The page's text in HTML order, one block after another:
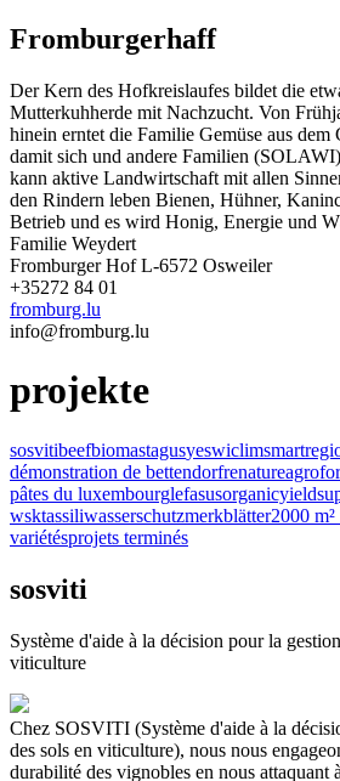
Fromburgerhaff
Der Kern des Hofkreislaufes bildet die
Mutterkuhherde mit Nachzucht. Von
hinein erntet die Familie Gemüse aus dem
damit sich und andere Familien
kann aktive Landwirtschaft mit allen
den Rindern leben Bienen, Hühner,
Betrieb und es wird Honig, Energie und
Familie Weydert
Fromburger Hof L-6572 Osweiler
+35272 84 01
fromburg.lu
info@fromburg.lu
projekte
sosvitibeefbiomastagusyeswiclim
démonstration de bettendorfrenature
pâtes du luxembourglefasus
wsktassiliwasserschutzmerkblätter2000 m²
variétésprojets terminés
sosviti
Système d'aide à la décision pour la
viticulture
Chez SOSVITI (Système d'aide à la
des sols en viticulture), nous nous
durabilité des vignobles en nous attaquant